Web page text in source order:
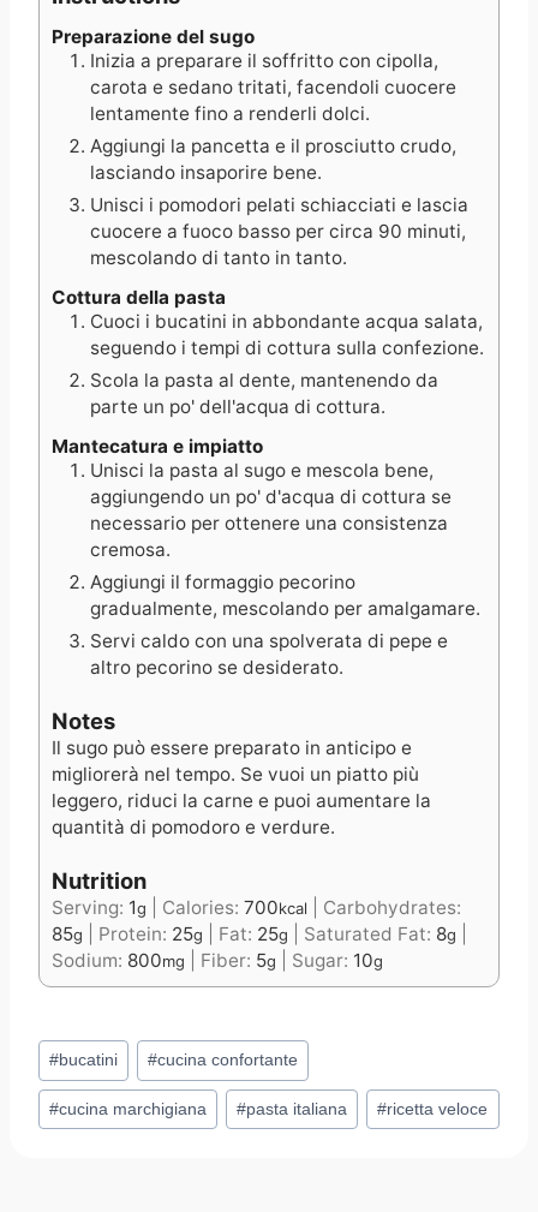
Preparazione del sugo
Inizia a preparare il soffritto con cipolla,
carota e sedano tritati, facendoli cuocere
lentamente fino a renderli dolci.
Aggiungi la pancetta e il prosciutto crudo,
lasciando insaporire bene.
Unisci i pomodori pelati schiacciati e lascia
cuocere a fuoco basso per circa 90 minuti,
mescolando di tanto in tanto.
Cottura della pasta
Cuoci i bucatini in abbondante acqua salata,
seguendo i tempi di cottura sulla confezione.
Scola la pasta al dente, mantenendo da
parte un po' dell'acqua di cottura.
Mantecatura e impiatto
Unisci la pasta al sugo e mescola bene,
aggiungendo un po' d'acqua di cottura se
necessario per ottenere una consistenza
cremosa.
Aggiungi il formaggio pecorino
gradualmente, mescolando per amalgamare.
Servi caldo con una spolverata di pepe e
altro pecorino se desiderato.
Notes
Il sugo può essere preparato in anticipo e
migliorerà nel tempo. Se vuoi un piatto più
leggero, riduci la carne e puoi aumentare la
quantità di pomodoro e verdure.
Nutrition
Serving: 1g Calories: 700kcal
Carbohydrates:
85g Protein: 25g Fat: 25g Saturated Fat: 8g
Sodium: 800mg Fiber: 5g Sugar: 10g
Post
Tags:
#bucatini #cucina confortante
#cucina marchigiana #pasta italiana #ricetta veloce